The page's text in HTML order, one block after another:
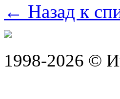
← Назад к
1998-2026 ©